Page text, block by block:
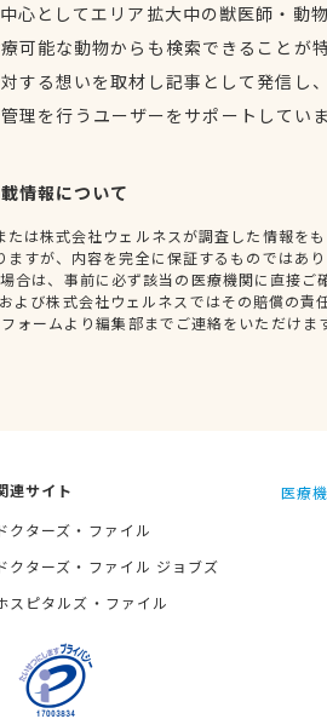
心としてエリア拡大中の獣医師・動
可能な動物からも検索できることが
する想いを取材し記事として発信し
理を行うユーザーをサポートしてい
情報について
は株式会社ウェルネスが調査した情報を
すが、内容を完全に保証するものではあ
合は、事前に必ず該当の医療機関に直接ご
よび株式会社ウェルネスではその賠償の責
ォームより編集部までご連絡をいただけま
連サイト
クターズ・ファイル
クターズ・ファイル ジョブズ
スピタルズ・ファイル
医療